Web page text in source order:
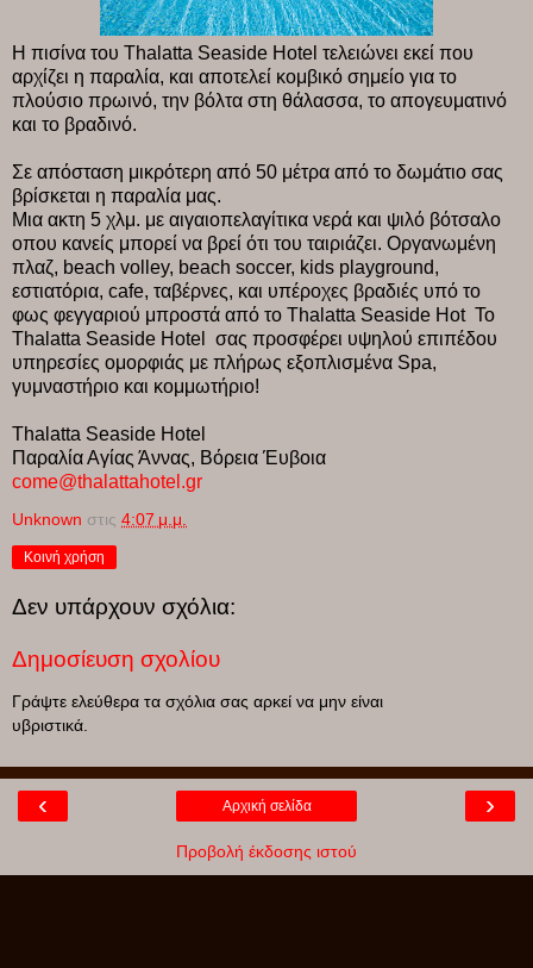
Η πισίνα του Thalatta Seaside Hotel τελειώνει εκεί που
αρχίζει η παραλία, και αποτελεί κομβικό σημείο για το
πλούσιο πρωινό, την βόλτα στη θάλασσα, το απογευματινό
και το βραδινό.
Σε απόσταση μικρότερη από 50 μέτρα από το δωμάτιο σας
βρίσκεται η παραλία μας.
Mια ακτη 5 χλμ. με αιγαιοπελαγίτικα νερά και ψιλό βότσαλο
οπου κανείς μπορεί να βρεί ότι του ταιριάζει. Οργανωμένη
πλαζ, beach volley, beach soccer, kids playground,
εστιατόρια, cafe, ταβέρνες, και υπέροχες βραδιές υπό το
φως φεγγαριού μπροστά από το Thalatta Seaside Hot Το
Thalatta Seaside Hotel σας προσφέρει υψηλού επιπέδου
υπηρεσίες ομορφιάς με πλήρως εξοπλισμένα Spa,
γυμναστήριο και κομμωτήριο!
Thalatta Seaside Hotel
Παραλία Αγίας Άννας, Βόρεια Έυβοια
come@thalattahotel.gr
Unknown στις 4:07 μ.μ.
Κοινή χρήση
Δεν υπάρχουν σχόλια:
Δημοσίευση σχολίου
Γράψτε ελεύθερα τα σχόλια σας αρκεί να μην είναι
υβριστικά.
‹ ›
Αρχική σελίδα
Προβολή έκδοσης ιστού